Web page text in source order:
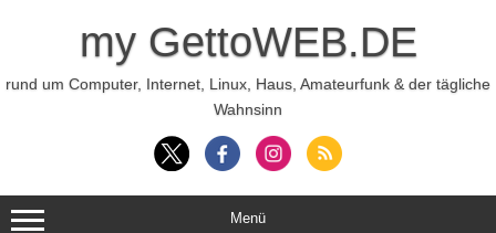
my GettoWEB.DE
rund um Computer, Internet, Linux, Haus, Amateurfunk & der tägliche
Wahnsinn
Menü